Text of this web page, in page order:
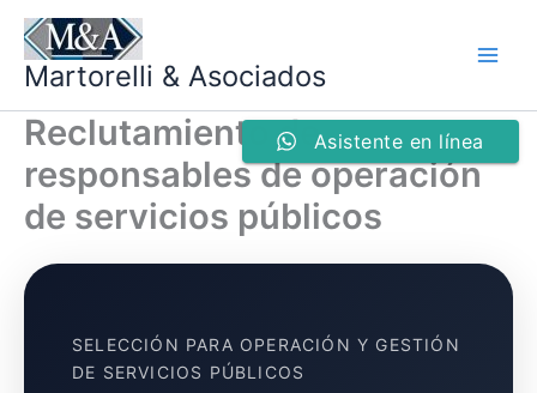
contenido
Martorelli & Asociados
Reclutamiento de
responsables de operación
de servicios públicos
SELECCIÓN PARA OPERACIÓN Y GESTIÓN
DE SERVICIOS PÚBLICOS
Asistente en línea